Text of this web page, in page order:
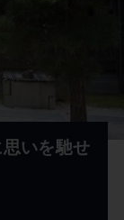
いを馳せ